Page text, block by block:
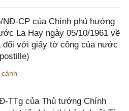
NĐ-CP của Chính phủ hướng
La Hay ngày 05/10/1961 về
đối với giấy tờ công của nước
TTg của Thủ tướng Chính